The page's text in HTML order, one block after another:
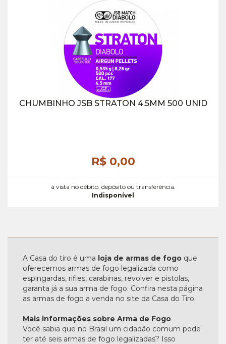
CHUMBINHO JSB STRATON 4.5MM 500 UNID
R$ 0,00
à vista no débito, depósito ou transferência.
Indisponível
A Casa do tiro é uma loja de armas de fogo que
oferecemos armas de fogo legalizada como
espingardas, rifles, carabinas, revolver e pistolas,
garanta já a sua arma de fogo. Confira nesta página
as armas de fogo a venda no site da Casa do Tiro.
Mais informações sobre Arma de Fogo
Você sabia que no Brasil um cidadão comum pode
ter até seis armas de fogo legalizadas? Isso